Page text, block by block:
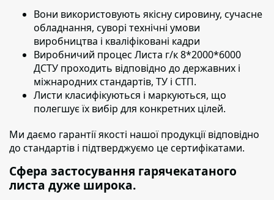
Вони використовують якісну сировину, сучасне
обладнання, суворі технічні умови
виробництва і кваліфіковані кадри
Виробничий процес Листа г/к 8*2000*6000
ДСТУ проходить відповідно до державних і
міжнародних стандартів, ТУ і СТП.
Листи класифікуються і маркуються, що
полегшує їх вибір для конкретних цілей.
Ми даємо гарантії якості нашої продукції відповідно
до стандартів і підтверджуємо це сертифікатами.
Сфера застосування гарячекатаного
листа дуже широка.